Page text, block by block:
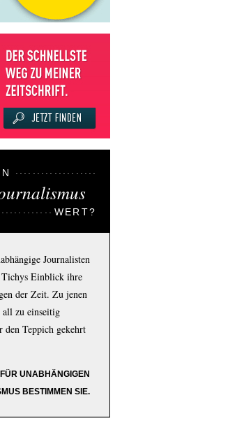
WERT?
Journalisten
Tichys Einblick ihre
der Zeit. Zu jenen
all zu einseitig
den Teppich gekehrt
UNABHÄNGIGEN
BESTIMMEN SIE.